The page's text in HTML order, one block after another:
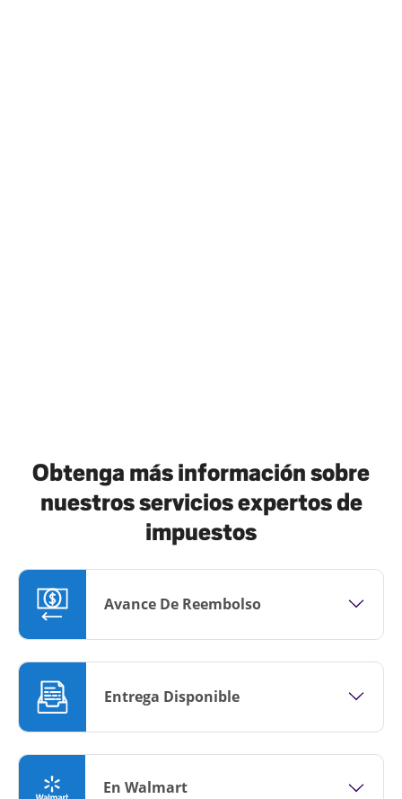
Obtenga más información sobre
nuestros servicios expertos de
impuestos
Avance De Reembolso
Entrega Disponible
En Walmart